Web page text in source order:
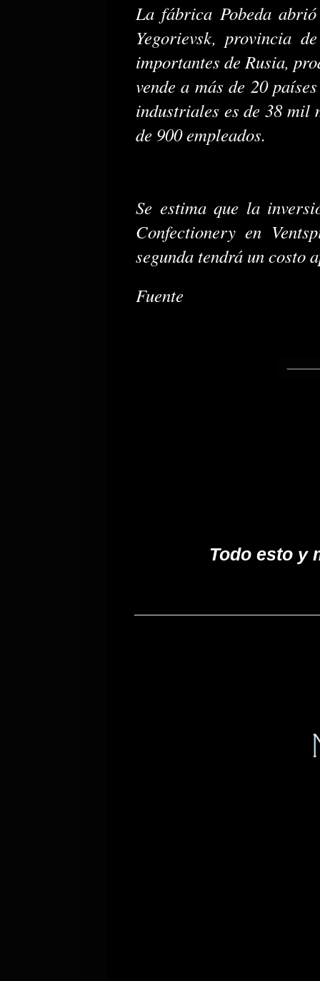
La fábrica Pobeda
Yegorievsk, provincia
importantes de Rusia,
vende a más de 20
industriales es de 38 mil
de 900 empleados.
Se estima que la
Confectionery en
segunda tendrá un costo
Fuente
Todo esto y